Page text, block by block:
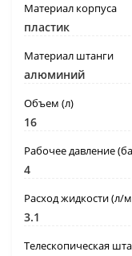
Материал корпуса
пластик
Материал штанги
алюминий
Объем (л)
16
Рабочее давление
4
Расход жидкости (л/
3.1
Телескопическая